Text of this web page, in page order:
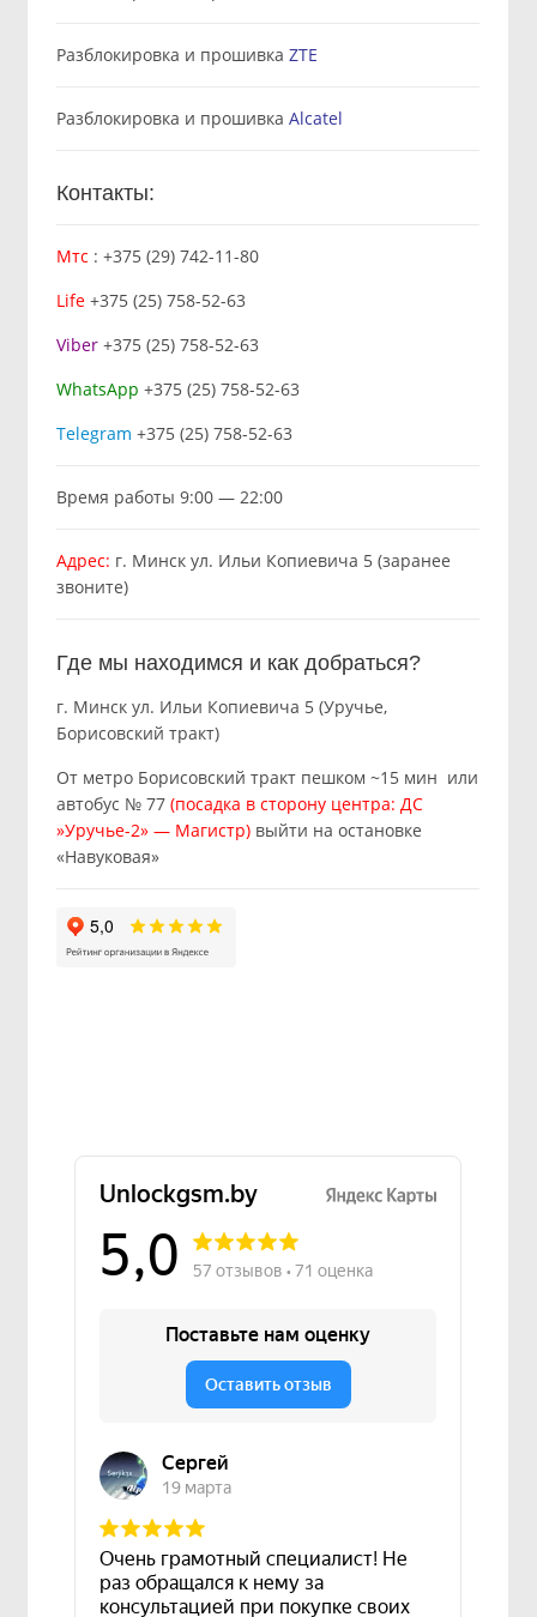
Разблокировка и прошивка ZTE
Разблокировка и прошивка Alcatel
Контакты:
Мтс : +375 (29) 742-11-80
Life+375 (25) 758-52-63
Viber+375 (25) 758-52-63
WhatsApp +375 (25) 758-52-63
Telegram +375 (25) 758-52-63
Время работы 9:00 — 22:00
Адрес: г. Минск ул. Ильи Копиевича 5 (заранее
звоните)
Где мы находимся и как добраться?
г. Минск ул. Ильи Копиевича 5 (Уручье,
Борисовский тракт)
От метро Борисовский тракт пешком ~15 мин или
автобус № 77 (посадка в сторону центра: ДС
»Уручье-2» — Магистр)выйти на остановке
«Навуковая»